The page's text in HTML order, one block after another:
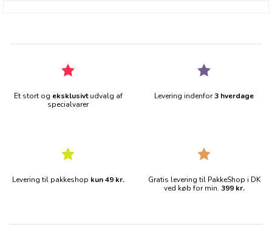
Et stort og eksklusivtudvalg af
specialvarer
Levering indenfor3 hverdage
Levering til pakkeshop kun 49 kr.
Gratis levering til PakkeShop i DK
ved køb for min. 399 kr.